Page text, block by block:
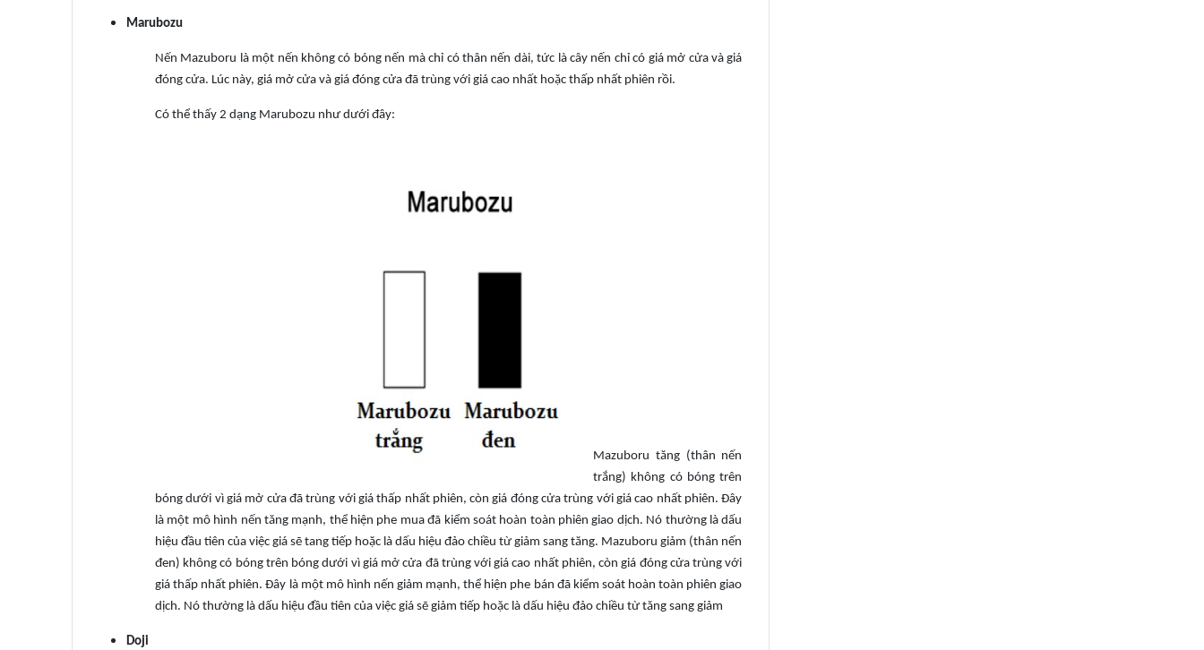
Marubozu
Nến Mazuboru là một nến không có bóng nến mà chỉ có thân nến dài, tức là cây nến chỉ có giá mở cửa và giá
đóng cửa. Lúc này, giá mở cửa và giá đóng cửa đã trùng với giá cao nhất hoặc thấp nhất phiên rồi.
Có thể thấy 2 dạng Marubozu như dưới đây:
Mazuboru tăng (thân nến
trắng) không có bóng trên
bóng dưới vì giá mở cửa đã trùng với giá thấp nhất phiên, còn giá đóng cửa trùng với giá cao nhất phiên. Đây
là một mô hình nến tăng mạnh, thể hiện phe mua đã kiểm soát hoàn toàn phiên giao dịch. Nó thường là dấu
hiệu đầu tiên của việc giá sẽ tang tiếp hoặc là dấu hiệu đảo chiều từ giảm sang tăng. Mazuboru giảm (thân nến
đen) không có bóng trên bóng dưới vì giá mở cửa đã trùng với giá cao nhất phiên, còn giá đóng cửa trùng với
giá thấp nhất phiên. Đây là một mô hình nến giảm mạnh, thể hiện phe bán đã kiểm soát hoàn toàn phiên giao
dịch. Nó thường là dấu hiệu đầu tiên của việc giá sẽ giảm tiếp hoặc là dấu hiệu đảo chiều từ tăng sang giảm
Doji